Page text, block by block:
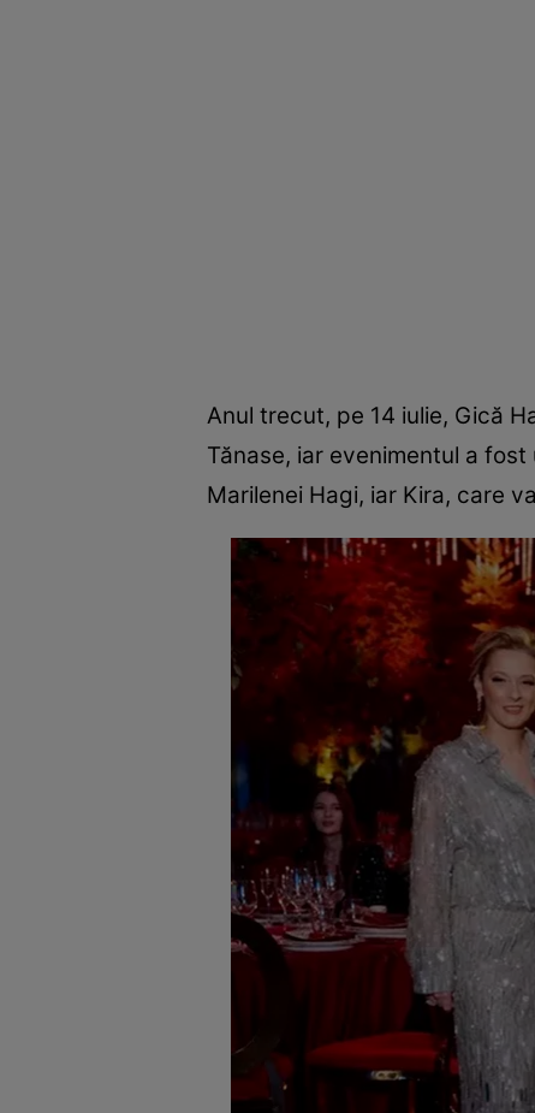
Anul trecut, pe 14 iulie, Gică
Tănase, iar evenimentul a
Marilenei Hagi, iar Kira, care